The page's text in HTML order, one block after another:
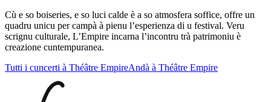
Cù e so boiseries, e so luci calde è a so atmosfera soffice, offre un
quadru unicu per campà à pienu l’esperienza di u festival. Veru
scrignu culturale, L’Empire incarna l’incontru trà patrimoniu è
creazione cuntempuranea.
Tutti i cuncerti à Théâtre EmpireAndà à Théâtre Empire